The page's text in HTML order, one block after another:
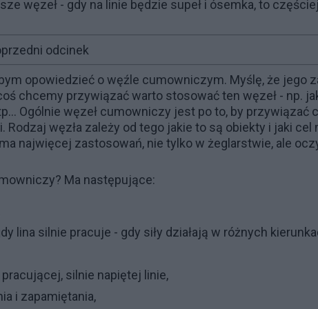
węzeł - gdy na linie będzie supeł i ósemka, to
odcinek
opowiedzieć o węźle cumowniczym. Myślę, że jego
chcemy przywiązać warto stosować ten węzeł - np.
Ogólnie węzeł cumowniczy jest po to, by przywiązać
Rodzaj węzła zależy od tego jakie to są obiekty i jaki cel
najwięcej zastosowań, nie tylko w żeglarstwie, ale
Ma następujące:
lina silnie pracuje - gdy siły działają w różnych
silnie napiętej linie,
i zapamiętania,